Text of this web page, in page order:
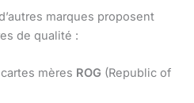
marques proposent
de qualité :
mères ROG (Republic of